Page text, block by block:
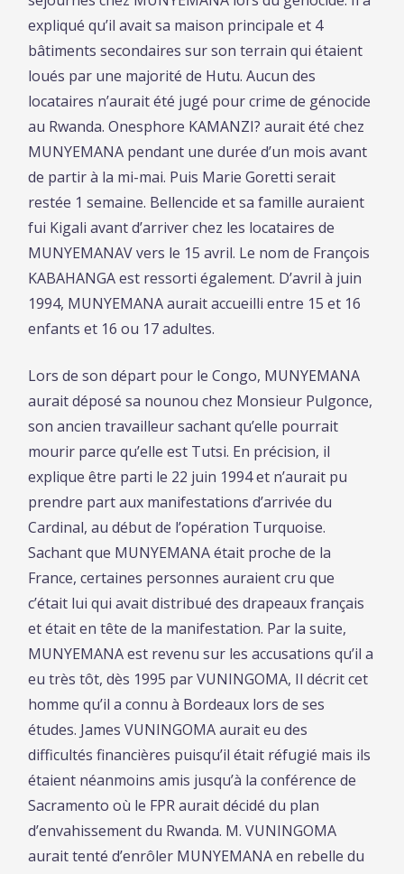
expliqué qu’il avait sa maison principale et 4
bâtiments secondaires sur son terrain qui étaient
loués par une majorité de Hutu. Aucun des
locataires n’aurait été jugé pour crime de génocide
au Rwanda. Onesphore KAMANZI? aurait été chez
MUNYEMANA pendant une durée d’un mois avant
de partir à la mi-mai. Puis Marie Goretti serait
restée 1 semaine. Bellencide et sa famille auraient
fui Kigali avant d’arriver chez les locataires de
MUNYEMANAV vers le 15 avril. Le nom de François
KABAHANGA est ressorti également. D’avril à juin
1994, MUNYEMANA aurait accueilli entre 15 et 16
enfants et 16 ou 17 adultes.
Lors de son départ pour le Congo, MUNYEMANA
aurait déposé sa nounou chez Monsieur Pulgonce,
son ancien travailleur sachant qu’elle pourrait
mourir parce qu’elle est Tutsi. En précision, il
explique être parti le 22 juin 1994 et n’aurait pu
prendre part aux manifestations d’arrivée du
Cardinal, au début de l’opération Turquoise.
Sachant que MUNYEMANA était proche de la
France, certaines personnes auraient cru que
c’était lui qui avait distribué des drapeaux français
et était en tête de la manifestation. Par la suite,
MUNYEMANA est revenu sur les accusations qu’il a
eu très tôt, dès 1995 par VUNINGOMA, Il décrit cet
homme qu’il a connu à Bordeaux lors de ses
études. James VUNINGOMA aurait eu des
difficultés financières puisqu’il était réfugié mais ils
étaient néanmoins amis jusqu’à la conférence de
Sacramento où le FPR aurait décidé du plan
d’envahissement du Rwanda. M. VUNINGOMA
aurait tenté d’enrôler MUNYEMANA en rebelle du